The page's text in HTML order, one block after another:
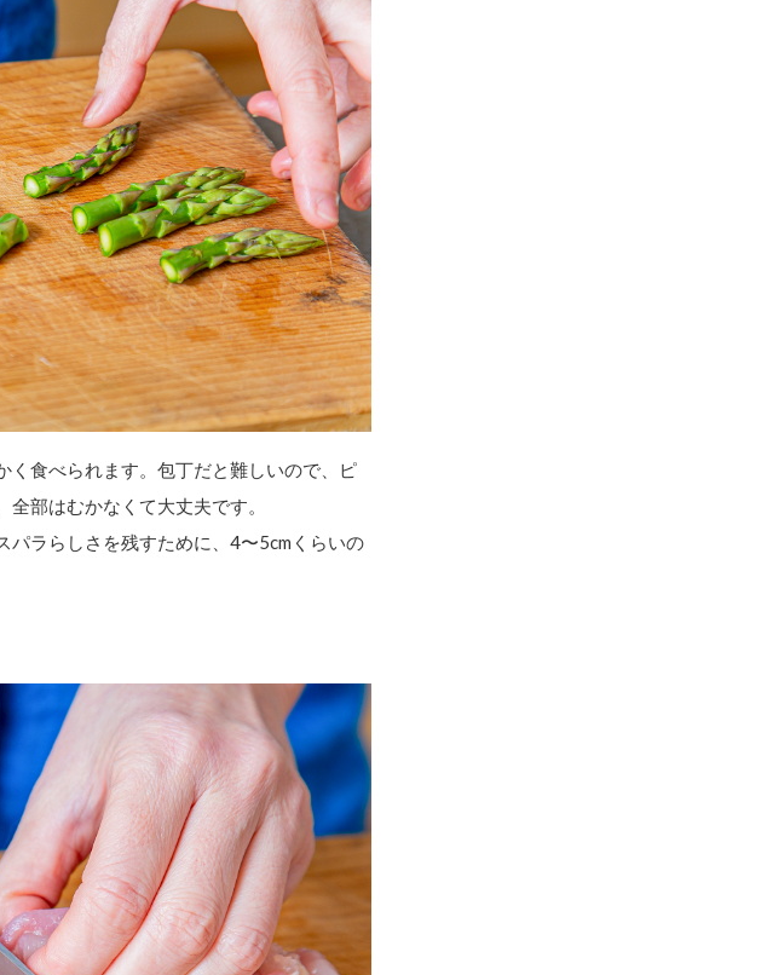
く食べられます。包丁だと難しいので、ピ
部はむかなくて大丈夫です。
ラらしさを残すために、4〜5cmくらいの